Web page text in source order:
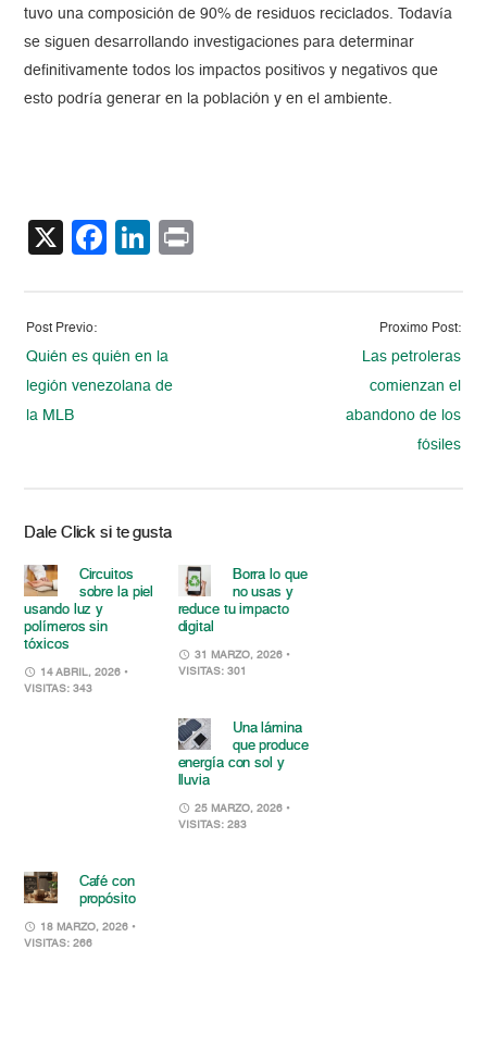
tuvo una composición de 90% de residuos reciclados. Todavía
se siguen desarrollando investigaciones para determinar
definitivamente todos los impactos positivos y negativos que
esto podría generar en la población y en el ambiente.
X Facebook
LinkedIn
Post Previo:
Quién es quién en la
legión venezolana de
la MLB
Proximo Post:
Las petroleras
comienzan el
abandono de los
fósiles
Dale Click si te gusta
Circuitos
sobre la piel
usando luz y
polímeros sin
tóxicos
14 ABRIL, 2026 •
VISITAS: 343
Borra lo que
no usas y
reduce tu impacto
digital
31 MARZO, 2026 •
VISITAS: 301
Una lámina
que produce
energía con sol y
lluvia
25 MARZO, 2026 •
VISITAS: 283
Café con
propósito
18 MARZO, 2026 •
VISITAS: 266